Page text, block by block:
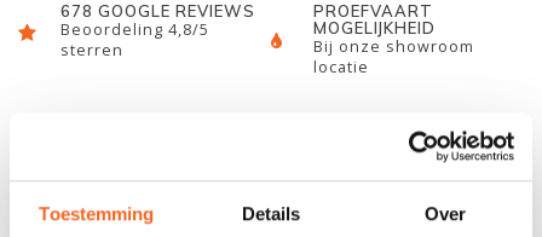
Toestemming Details Over
678 GOOGLE REVIEWS
Beoordeling 4,8/5
sterren
PROEFVAART
MOGELIJKHEID
Bij onze showroom
locatie
Slalom boat that meets the new rules regarding length and